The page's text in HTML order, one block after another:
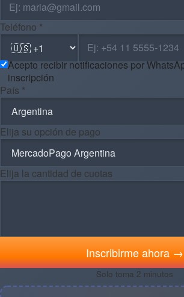
Teléfono *
Acepto recibir notificaciones por
inscripción
País *
Elija su opción de pago
Elija la cantidad de cuotas
Inscribirme ahora →
Solo toma 2 minutos